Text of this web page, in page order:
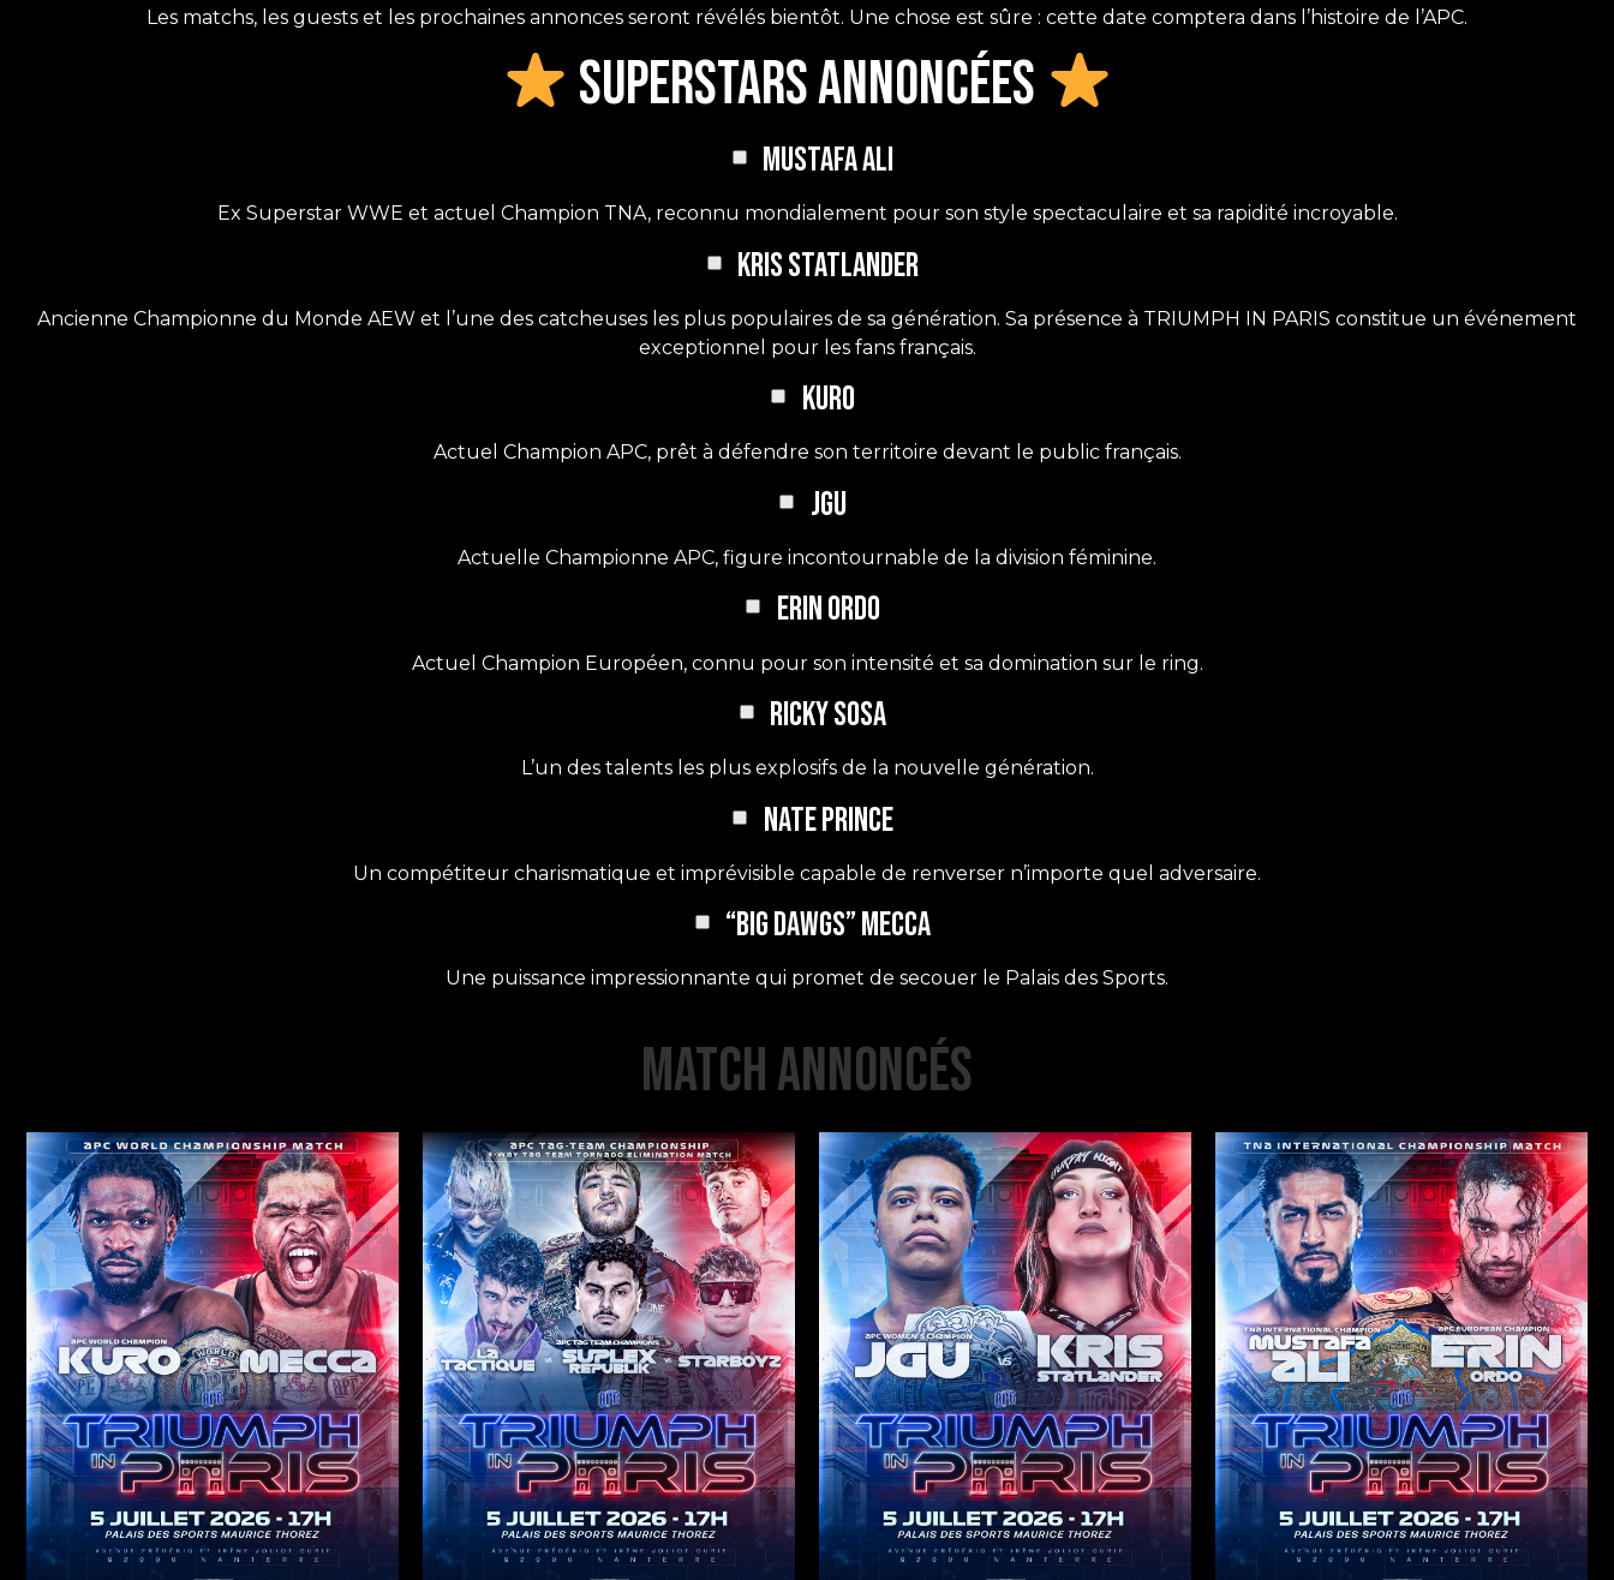
Les matchs, les guests et les prochaines annonces seront révélés bientôt. Une chose est sûre : cette date comptera dans l’histoire de l’APC.
Superstars annoncées
Mustafa Ali
Ex Superstar WWE et actuel Champion TNA, reconnu mondialement pour son style spectaculaire et sa rapidité incroyable.
Kris Statlander
Ancienne Championne du Monde AEW et l’une des catcheuses les plus populaires de sa génération. Sa présence à TRIUMPH IN PARIS constitue un événement
exceptionnel pour les fans français.
KURO
Actuel Champion APC, prêt à défendre son territoire devant le public français.
JGU
Actuelle Championne APC, figure incontournable de la division féminine.
ERIN ORDO
Actuel Champion Européen, connu pour son intensité et sa domination sur le ring.
RICKY SOSA
L’un des talents les plus explosifs de la nouvelle génération.
NATE PRINCE
Un compétiteur charismatique et imprévisible capable de renverser n’importe quel adversaire.
“BIG DAWGS” MECCA
Une puissance impressionnante qui promet de secouer le Palais des Sports.
MATCH ANNONCÉS